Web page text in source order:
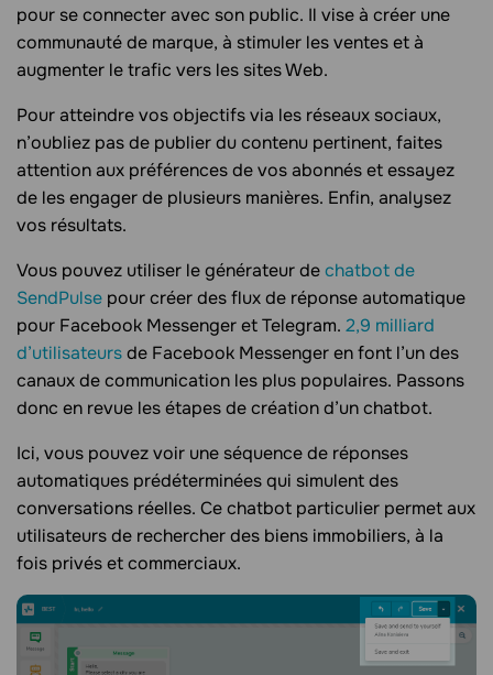
pour se connecter avec son public. Il vise à créer une
communauté de marque, à stimuler les ventes et à
augmenter le trafic vers les sites Web.
Pour atteindre vos objectifs via les réseaux sociaux,
n’oubliez pas de publier du contenu pertinent, faites
attention aux préférences de vos abonnés et essayez
de les engager de plusieurs manières. Enfin, analysez
vos résultats.
Vous pouvez utiliser le générateur dechatbot de
SendPulse pour créer des flux de réponse automatique
pour Facebook Messenger et Telegram. 2,9 milliard
d’utilisateursde Facebook Messenger en font l’un des
canaux de communication les plus populaires. Passons
donc en revue les étapes de création d’un chatbot.
Ici, vous pouvez voir une séquence de réponses
automatiques prédéterminées qui simulent des
conversations réelles. Ce chatbot particulier permet aux
utilisateurs de rechercher des biens immobiliers, à la
fois privés et commerciaux.